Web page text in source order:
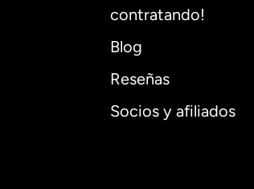
contratando!
Blog
Reseñas
Socios y afiliados